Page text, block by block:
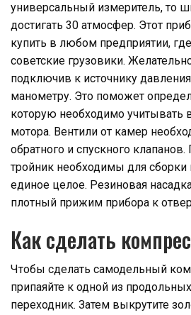
универсальный измеритель, то
достигать 30 атмосфер. Этот
купить в любом предприятии,
советские грузовики.
подключив к источнику
манометру. Это поможет
которую необходимо учитывать
мотора. Вентили от камер
обратного и спускного
тройник необходимы для сборки
единое целое. Резиновая
плотный прижим прибора к
Как сделать
Чтобы сделать самодельный
припаяйте к одной из
переходник. Затем выкрутите